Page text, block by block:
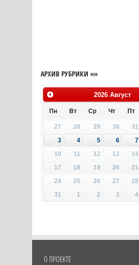
АРХИВ РУБРИКИ «»
2026 Август
Пн Вт Ср Чт Пт
27 28 29 30 31
3
4 5 6 7
10
11 12 13 14
17
18 19 20 21
24
25 26 27 28
31
1 2 3 4
О ПРОЕКТЕ